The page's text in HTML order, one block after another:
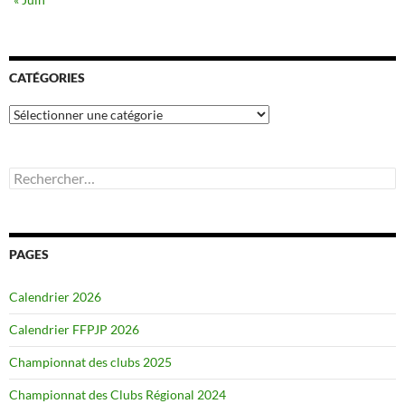
CATÉGORIES
Catégories
Rechercher :
PAGES
Calendrier 2026
Calendrier FFPJP 2026
Championnat des clubs 2025
Championnat des Clubs Régional 2024